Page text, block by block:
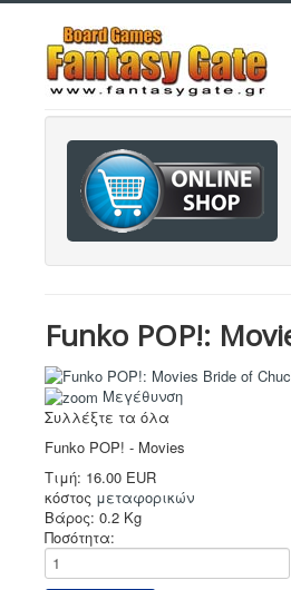
Funko POP!:
Μεγέθυνση
Συλλέξτε τα όλα
Funko POP! - Movies
Τιμή: 16.00 EUR
κόστος μεταφορικών
Βάρος: 0.2 Kg
Ποσότητα: